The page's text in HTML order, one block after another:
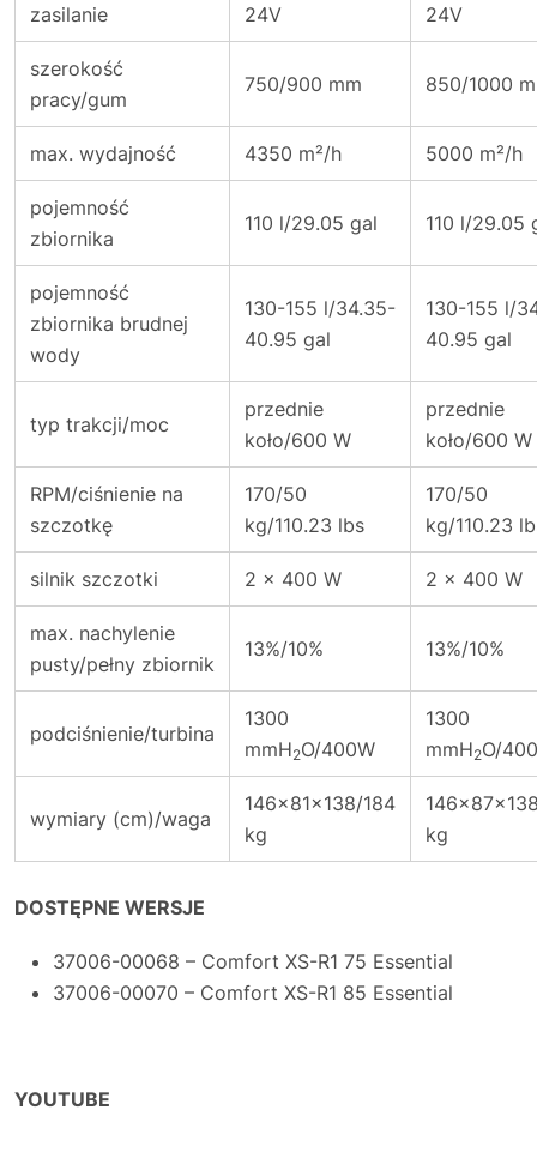
zasilanie 24V 24V
szerokość
pracy/gum
750/900 mm 850/1000
max. wydajność 4350 m²/h 5000 m²/h
pojemność
zbiornika
110 l/29.05 gal 110 l/29.05
pojemność
zbiornika brudnej
wody
130-155 l/34.35-
40.95 gal
130-155 l/
40.95 gal
typ trakcji/moc
przednie
koło/600 W
przednie
koło/600 W
RPM/ciśnienie na
szczotkę
170/50
kg/110.23 lbs
170/50
kg/110.23
silnik szczotki 2 x 400 W 2 x 400 W
max. nachylenie
pusty/pełny zbiornik
13%/10% 13%/10%
podciśnienie/turbina
1300
mmH2O/400W
1300
mmH2O/
wymiary (cm)/waga
146x81x138/184
kg
kg
DOSTĘPNE WERSJE
37006-00068 – Comfort XS-R1 75 Essential
37006-00070 – Comfort XS-R1 85 Essential
YOUTUBE